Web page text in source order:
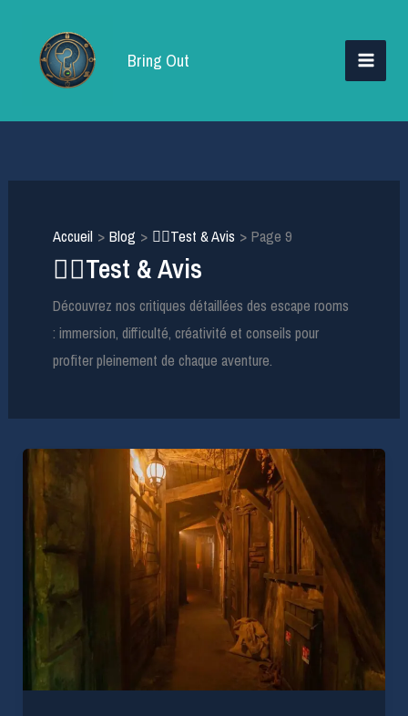
contenu
Bring Out
Accueil Blog 🕵️‍♂️Test & Avis Page 9
🕵️‍♂️Test & Avis
Découvrez nos critiques détaillées des escape rooms
: immersion, difficulté, créativité et conseils pour
profiter pleinement de chaque aventure.